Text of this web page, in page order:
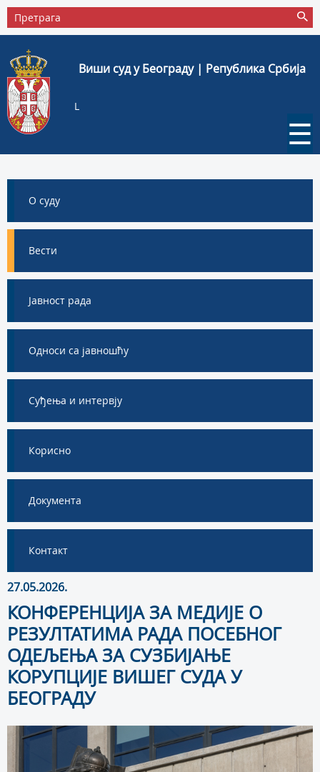
Виши суд у Београду | Република Србија
L
☰
О суду
Вести
Јавност рада
Односи са јавношћу
Суђења и интервју
Корисно
Документа
Контакт
27.05.2026.
КОНФЕРЕНЦИЈА ЗА МЕДИЈЕ О
РЕЗУЛТАТИМА РАДА ПОСЕБНОГ
ОДЕЉЕЊА ЗА СУЗБИЈАЊЕ
КОРУПЦИЈЕ ВИШЕГ СУДА У
БЕОГРАДУ